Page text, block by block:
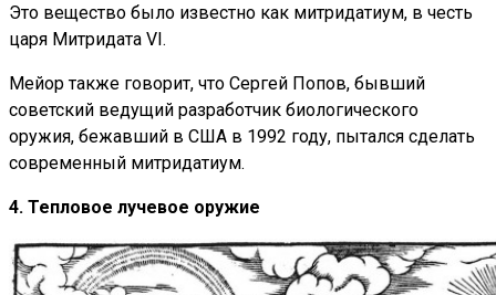
Это вещество было известно как митридатиум, в честь
царя Митридата VI.
Мейор также говорит, что Сергей Попов, бывший
советский ведущий разработчик биологического
оружия, бежавший в США в 1992 году, пытался сделать
современный митридатиум.
4. Тепловое лучевое оружие